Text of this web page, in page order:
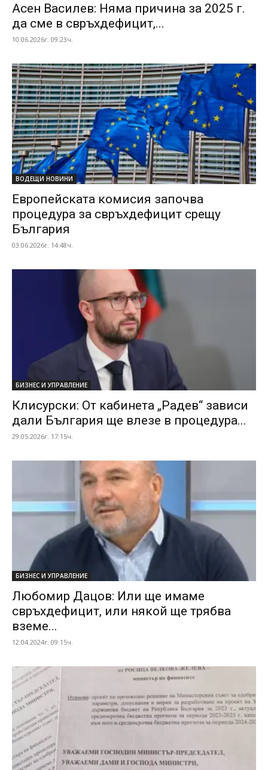
Асен Василев: Няма причина за 2025 г.
да сме в свръхдефицит,...
10.06.2026г. 09:23ч.
ВОДЕЩИ НОВИНИ
Европейската комисия започва
процедура за свръхдефицит срещу
България
03.06.2026г. 14:48ч.
БИЗНЕС И УПРАВЛЕНИЕ
Клисурски: От кабинета „Радев“ зависи
дали България ще влезе в процедура...
29.05.2026г. 17:15ч.
БИЗНЕС И УПРАВЛЕНИЕ
Любомир Дацов: Или ще имаме
свръхдефицит, или някой ще трябва
вземе...
12.04.2024г. 09:15ч.